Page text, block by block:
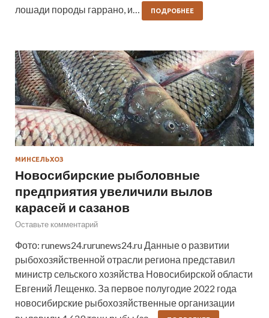
лошади породы гаррано, и…
ПОДРОБНЕЕ
МИНСЕЛЬХОЗ
Новосибирские рыболовные
предприятия увеличили вылов
карасей и сазанов
Оставьте комментарий
Фото: runews24.rurunews24.ru Данные о развитии
рыбохозяйственной отрасли региона представил
министр сельского хозяйства Новосибирской области
Евгений Лещенко. За первое полугодие 2022 года
новосибирские рыбохозяйственные организации